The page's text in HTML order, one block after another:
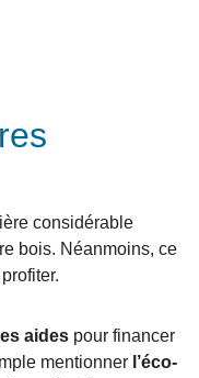
considérable
bois. Néanmoins, ce
aides pour financer
mentionner l’éco-